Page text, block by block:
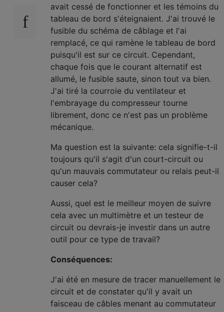
avait cessé de fonctionner et les témoins du
tableau de bord s'éteignaient. J'ai trouvé le
fusible du schéma de câblage et l'ai
remplacé, ce qui ramène le tableau de bord
puisqu'il est sur ce circuit. Cependant,
chaque fois que le courant alternatif est
allumé, le fusible saute, sinon tout va bien.
J'ai tiré la courroie du ventilateur et
l'embrayage du compresseur tourne
librement, donc ce n'est pas un problème
mécanique.
Ma question est la suivante: cela signifie-t-il
toujours qu'il s'agit d'un court-circuit ou
qu'un mauvais commutateur ou relais peut-il
causer cela?
Aussi, quel est le meilleur moyen de suivre
cela avec un multimètre et un testeur de
circuit ou devrais-je investir dans un autre
outil pour ce type de travail?
Conséquences:
J'ai été en mesure de tracer manuellement le
circuit et de constater qu'il y avait un
faisceau de câbles menant au commutateur